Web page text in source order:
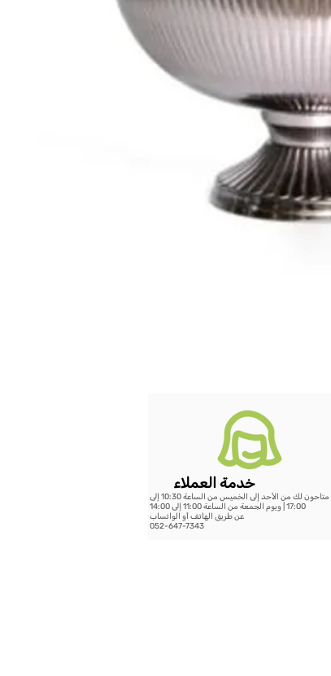
خدمة العملاء
نحن متاحون لك من الأحد إلى الخميس من الساعة 10:30 إلى
17:00 | ويوم الجمعة من الساعة 11:00 إلى 14:00
عن طريق الهاتف أو الواتساب
052-647-7343